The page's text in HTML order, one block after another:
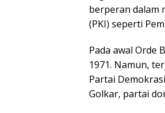
berperan dalam
(PKI) seperti
Pada awal Orde
1971. Namun,
Partai
Golkar, partai